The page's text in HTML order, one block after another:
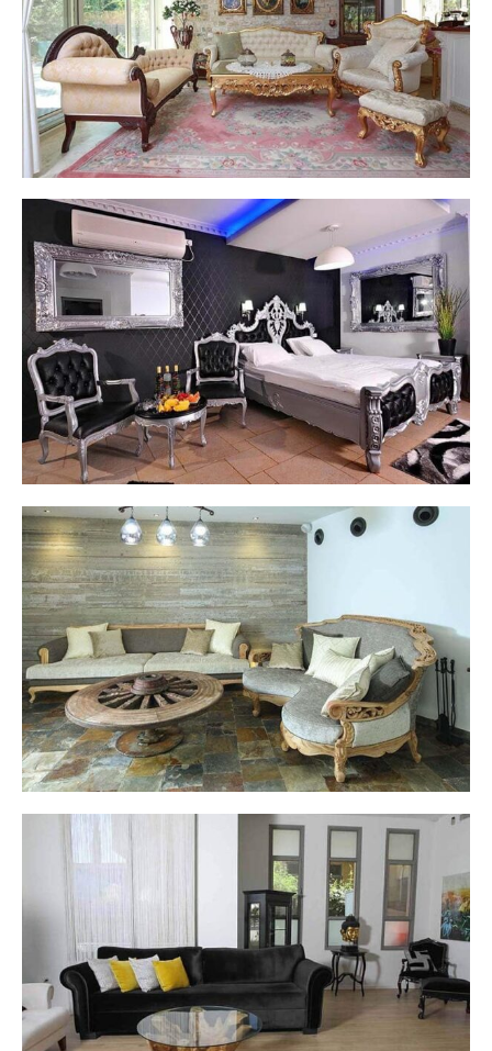
בית פרטי - מושבה אבן יהודה
אחוזת דיימונד - צפת
בית פרטי - קיסריה
בית פרטי באבן יהודה